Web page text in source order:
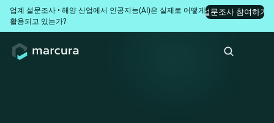
업계 설문조사 • 해양 산업에서 인공지능(AI)은 실제로 어떻게
활용되고 있는가?
설문조사 참여하기